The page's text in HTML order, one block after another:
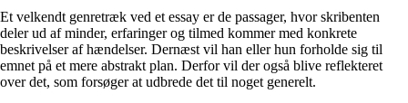
Et velkendt genretræk ved et essay er de passager, hvor skribenten
deler ud af minder, erfaringer og tilmed kommer med konkrete
beskrivelser af hændelser. Dernæst vil han eller hun forholde sig til
emnet på et mere abstrakt plan. Derfor vil der også blive reflekteret
over det, som forsøger at udbrede det til noget generelt.